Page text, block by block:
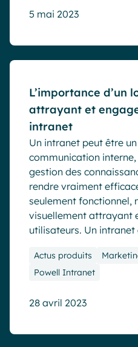
5 mai 2023
L’importance d’un
attrayant et
intranet
Un intranet peut être
communication
gestion des
rendre vraiment
seulement fonctionnel,
visuellement attrayant
utilisateurs. Un intranet
Actus produits
Powell Intranet
28 avril 2023